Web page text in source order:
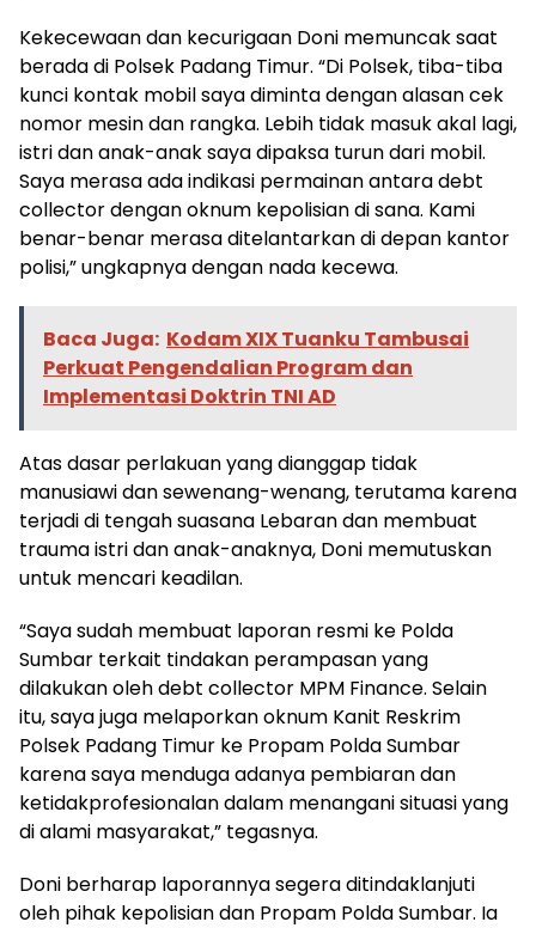
Kekecewaan dan kecurigaan Doni memuncak saat
berada di Polsek Padang Timur. “Di Polsek, tiba-tiba
kunci kontak mobil saya diminta dengan alasan cek
nomor mesin dan rangka. Lebih tidak masuk akal lagi,
istri dan anak-anak saya dipaksa turun dari mobil.
Saya merasa ada indikasi permainan antara debt
collector dengan oknum kepolisian di sana. Kami
benar-benar merasa ditelantarkan di depan kantor
polisi,” ungkapnya dengan nada kecewa.
Baca Juga: Kodam XIX Tuanku Tambusai
Perkuat Pengendalian Program dan
Implementasi Doktrin TNI AD
Atas dasar perlakuan yang dianggap tidak
manusiawi dan sewenang-wenang, terutama karena
terjadi di tengah suasana Lebaran dan membuat
trauma istri dan anak-anaknya, Doni memutuskan
untuk mencari keadilan.
“Saya sudah membuat laporan resmi ke Polda
Sumbar terkait tindakan perampasan yang
dilakukan oleh debt collector MPM Finance. Selain
itu, saya juga melaporkan oknum Kanit Reskrim
Polsek Padang Timur ke Propam Polda Sumbar
karena saya menduga adanya pembiaran dan
ketidakprofesionalan dalam menangani situasi yang
di alami masyarakat,” tegasnya.
Doni berharap laporannya segera ditindaklanjuti
oleh pihak kepolisian dan Propam Polda Sumbar. Ia